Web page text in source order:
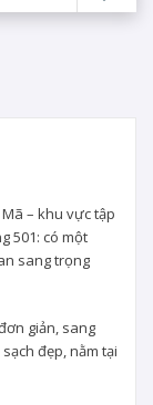
– khu vực tập
501: có một
sang trọng
giản, sang
đẹp, nằm tại